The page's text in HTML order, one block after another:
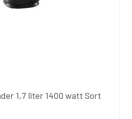
1,7 liter 1400 watt Sort